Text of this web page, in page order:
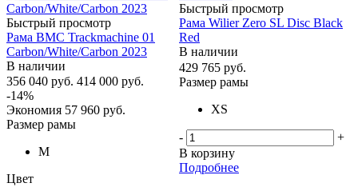
Быстрый просмотр
Рама BMC Trackmachine 01
Carbon/White/Carbon 2023
В наличии
356 040 руб. 414 000 руб.
-14%
Экономия 57 960 руб.
Размер рамы
M
Цвет
Быстрый просмотр
Рама Wilier Zero SL Disc Black
Red
В наличии
429 765 руб.
Размер рамы
XS
-
+
В корзину
Подробнее